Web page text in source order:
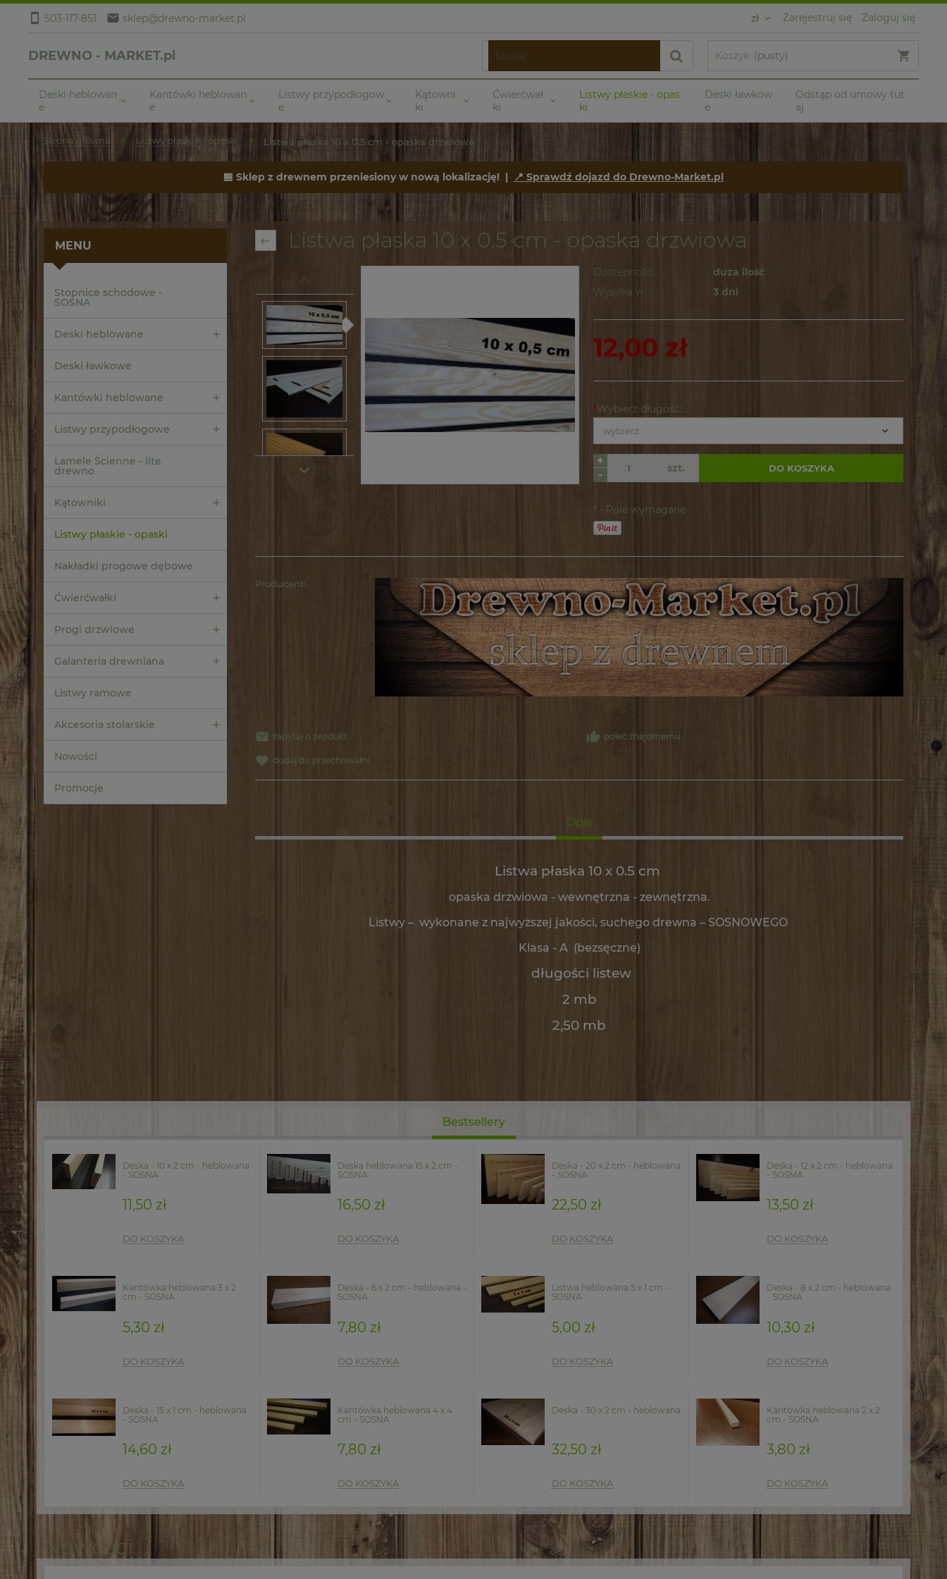
503-117-851 sklep@drewno-market.pl Zarejestruj się Zaloguj się
DREWNO - MARKET.pl Koszyk: (pusty)
Deski heblowan
e
Kantówki heblowan
e
Listwy przypodłogow
e
Kątowni
ki
Ćwierćwał
ki
Listwy płaskie - opas
ki
Deski ławkow
e
Odstąp od umowy tut
aj
Strona główna Listwy płaskie - opaski Listwa płaska 10 x 0.5 cm - opaska drzwiowa
🏪 Sklep z drewnem przeniesiony w nową lokalizację! | 📍 Sprawdź dojazd do Drewno-Market.pl
MENU
Stopnice schodowe -
SOSNA
Deski heblowane
Deski ławkowe
Kantówki heblowane
Listwy przypodłogowe
Lamele Ścienne - lite
drewno
Kątowniki
Listwy płaskie - opaski
Nakładki progowe dębowe
Ćwierćwałki
Progi drzwiowe
Galanteria drewniana
Listwy ramowe
Akcesoria stolarskie
Nowości
Promocje
Listwa płaska 10 x 0.5 cm - opaska drzwiowa
Dostępność:
duża ilość
Wysyłka w:
3 dni
12,00 zł
*Wybierz długość:
-
+
szt. DO KOSZYKA
* - Pole wymagane
Producent:
zapytaj o produkt poleć znajomemu
dodaj do przechowalni
Opis
Listwa płaska 10 x 0.5 cm
opaska drzwiowa - wewnętrzna - zewnętrzna.
Listwy – wykonane z najwyższej jakości, suchego drewna – SOSNOWEGO
Klasa - A (bezsęczne)
długości listew
2 mb
2,50 mb
Bestsellery
Deska - 10 x 2 cm - heblowana
- SOSNA
11,50 zł
DO KOSZYKA
Deska heblowana 15 x 2 cm -
SOSNA
16,50 zł
DO KOSZYKA
Deska - 20 x 2 cm - heblowana
- SOSNA
22,50 zł
DO KOSZYKA
Deska - 12 x 2 cm - heblowana
- SOSMA
13,50 zł
DO KOSZYKA
Kantówka heblowana 3 x 2
cm - SOSNA
5,30 zł
DO KOSZYKA
Deska - 6 x 2 cm - heblowana -
SOSNA
7,80 zł
DO KOSZYKA
Listwa heblowana 5 x 1 cm -
SOSNA
5,00 zł
DO KOSZYKA
Deska - 8 x 2 cm - heblowana
- SOSNA
10,30 zł
DO KOSZYKA
Deska - 15 x 1 cm - heblowana
- SOSNA
14,60 zł
DO KOSZYKA
Kantówka heblowana 4 x 4
cm - SOSNA
7,80 zł
DO KOSZYKA
Deska - 30 x 2 cm - heblowana
32,50 zł
DO KOSZYKA
Kantówka heblowana 2 x 2
cm - SOSNA
3,80 zł
DO KOSZYKA
Nowości